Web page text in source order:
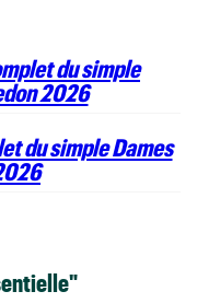
du simple
2026
du simple Dames